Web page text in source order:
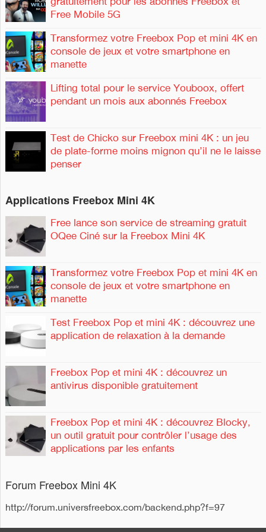
:
Free Mobile 5G
Transformez votre Freebox Pop et mini 4K en
console de jeux et votre smartphone en
manette
Lifting total pour le service Youboox, offert
pendant un mois aux abonnés Freebox
Test de Chicko sur Freebox mini 4K : un jeu
de plate-forme moins mignon qu’il ne le laisse
penser
Applications Freebox Mini 4K
Free lance son service de streaming gratuit
OQee Ciné sur la Freebox Mini 4K
Transformez votre Freebox Pop et mini 4K en
console de jeux et votre smartphone en
manette
Test Freebox Pop et mini 4K : découvrez une
application de relaxation à la demande
Freebox Pop et mini 4K : découvrez un
antivirus disponible gratuitement
Freebox Pop et mini 4K : découvrez Blocky,
un outil gratuit pour contrôler l’usage des
applications par les enfants
Forum Freebox Mini 4K
http://forum.universfreebox.com/backend.php?f=97